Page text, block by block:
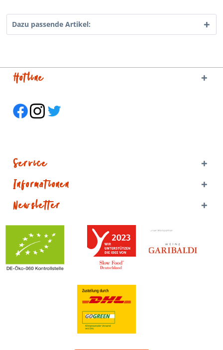
Dazu passende Artikel:
Hotline
Service
Informationen
Newsletter